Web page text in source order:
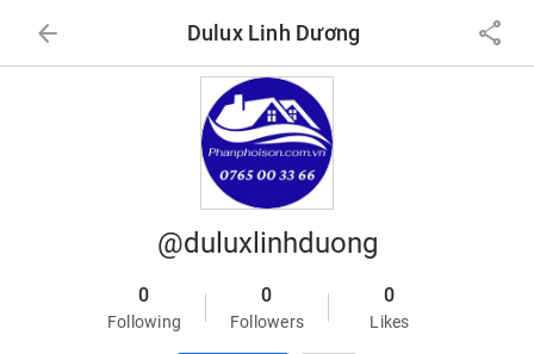
arrow_back Dulux Linh Dương share
@duluxlinhduong
0
Following
0
Followers
0
Likes